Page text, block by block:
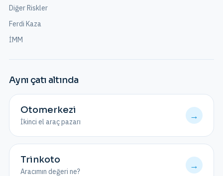
Diğer Riskler
Ferdi Kaza
İMM
Aynı çatı altında
Otomerkezi
İkinci el araç pazarı
→
Trinkoto
Aracımın değeri ne?
→